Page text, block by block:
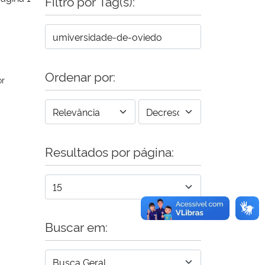
Ordenar por:
Resultados por página:
Buscar em: